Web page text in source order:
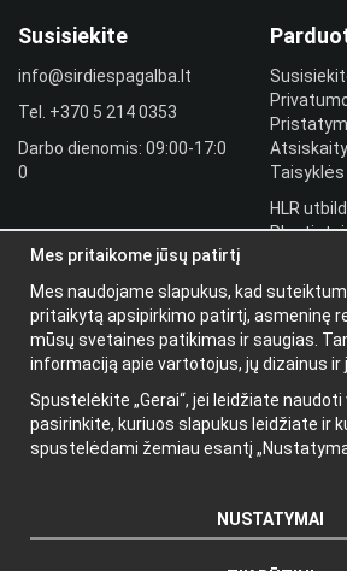
Susisiekite
info@sirdiespagalba.lt
Tel. +370 5 214 0353
Darbo dienomis: 09:00-17:0
0
HLR
Papildoma
informacija
Naujienlaiškis
Apie slapukus
Mes pritaikome jūsų patirtį
Mes naudojame slapukus, kad
pritaikytą apsipirkimo patirtį, asmeninę
mūsų svetaines patikimas ir saugias.
informaciją apie vartotojus, jų dizainus ir
Spustelėkite „Gerai“, jei leidžiate
pasirinkite, kuriuos slapukus leidžiate ir
spustelėdami žemiau esantį
NUSTATYMAI